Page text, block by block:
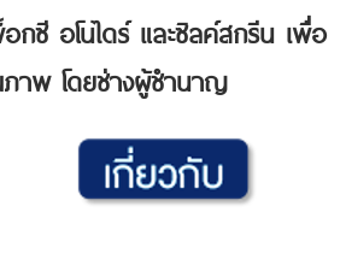
ซี อโนไดร์ และซิลค์สกรีน เพื่อ
าพ โดยช่างผู้ชำนาญ